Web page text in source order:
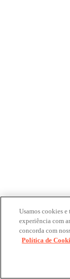
Usamos cookies
experiência com
concorda com
Política de